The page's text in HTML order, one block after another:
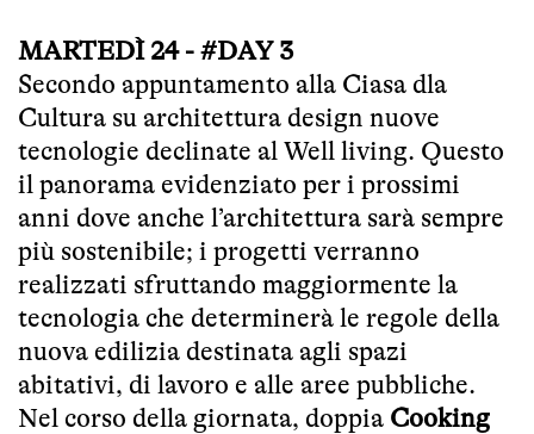
MARTEDÌ 24 - #DAY 3
Secondo appuntamento alla Ciasa dla
Cultura su architettura design nuove
tecnologie declinate al Well living. Questo
il panorama evidenziato per i prossimi
anni dove anche l’architettura sarà sempre
più sostenibile; i progetti verranno
realizzati sfruttando maggiormente la
tecnologia che determinerà le regole della
nuova edilizia destinata agli spazi
abitativi, di lavoro e alle aree pubbliche.
Nel corso della giornata, doppia Cooking